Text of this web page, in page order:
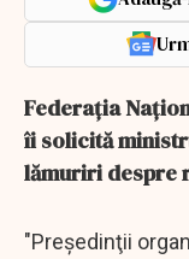
Federaţia
îi solicită
lămuriri despre
"Preşedinţii